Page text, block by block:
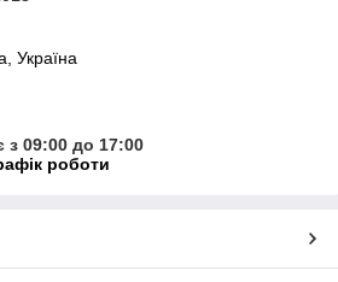
Україна
з 09:00 до 17:00
роботи